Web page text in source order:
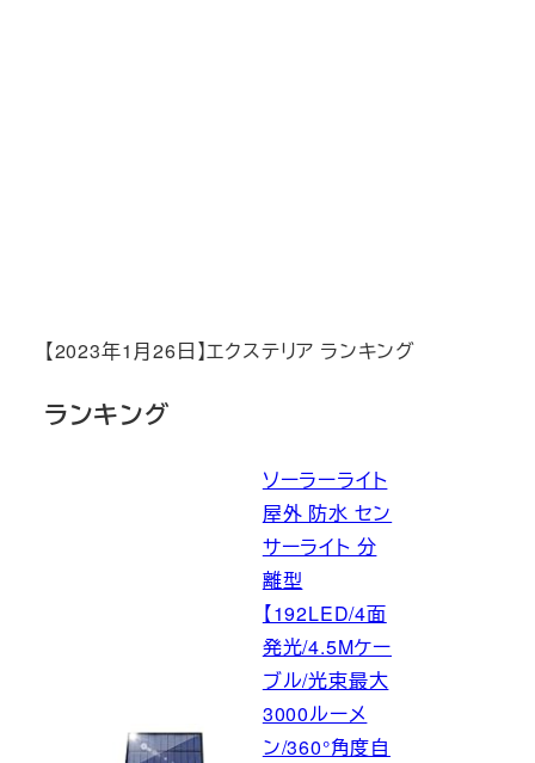
【2023年1月26日】エクステリア ランキング
ランキング
ソーラーライト
屋外 防水 セン
サーライト 分
離型
【192LED/4面
発光/4.5Mケー
ブル/光束最大
3000ルーメ
ン/360°角度自